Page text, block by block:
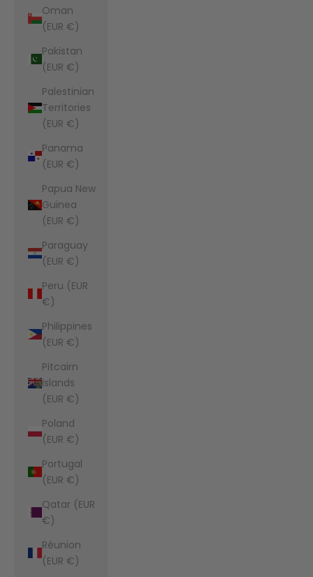
Oman
(EUR €)
Pakistan
(EUR €)
Palestinian
Territories
(EUR €)
Panama
(EUR €)
Papua New
Guinea
(EUR €)
Paraguay
(EUR €)
Peru (EUR
€)
Philippines
(EUR €)
Pitcairn
Islands
(EUR €)
Poland
(EUR €)
Portugal
(EUR €)
Qatar (EUR
€)
Réunion
(EUR €)